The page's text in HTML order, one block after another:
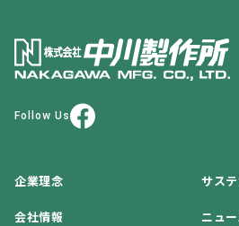
Follow Us
企業理念 サス
会社情報 ニュ